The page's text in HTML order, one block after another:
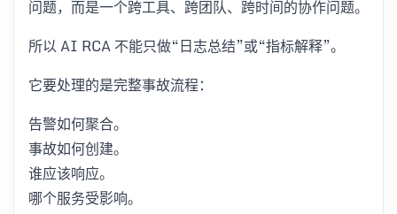
问题，而是一个跨工具、跨团队、跨时间的协作问题。
所以 AI RCA 不能只做“日志总结”或“指标解释”。
它要处理的是完整事故流程：
告警如何聚合。
事故如何创建。
谁应该响应。
哪个服务受影响。